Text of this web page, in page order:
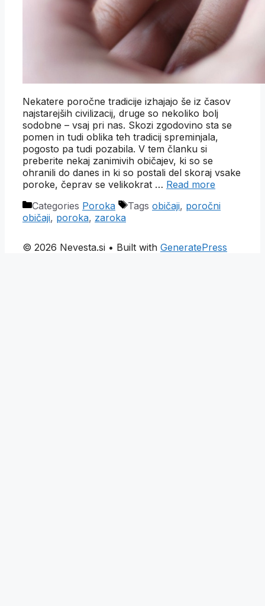
Nekatere poročne tradicije izhajajo še iz časov
najstarejših civilizacij, druge so nekoliko bolj
sodobne – vsaj pri nas. Skozi zgodovino sta se
pomen in tudi oblika teh tradicij spreminjala,
pogosto pa tudi pozabila. V tem članku si
preberite nekaj zanimivih običajev, ki so se
ohranili do danes in ki so postali del skoraj vsake
poroke, čeprav se velikokrat … Read more
Categories Poroka Tags običaji, poročni
običaji, poroka, zaroka
© 2026 Nevesta.si • Built with GeneratePress